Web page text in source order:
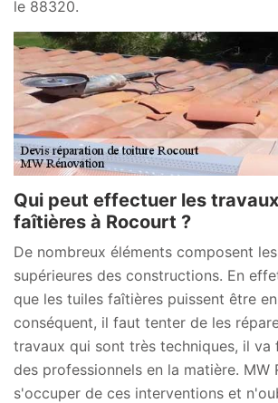
le 88320.
Qui peut effectuer les
faîtières à Rocourt ?
De nombreux éléments composent
supérieures des constructions. En
que les tuiles faîtières puissent être
conséquent, il faut tenter de les
travaux qui sont très techniques, il
des professionnels en la matière. MW
s'occuper de ces interventions et